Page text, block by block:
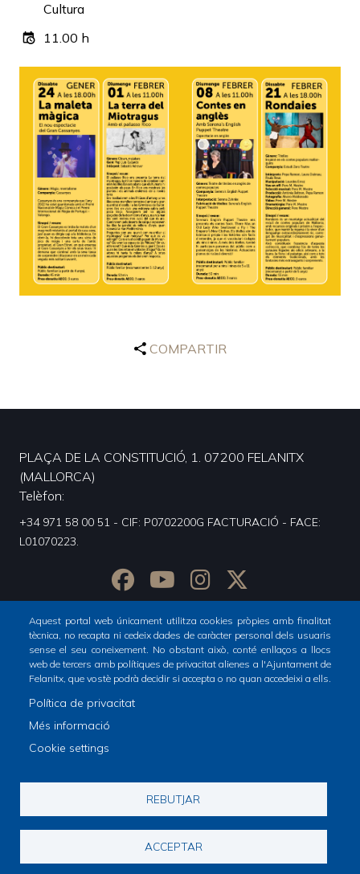
Cultura
11.00 h
COMPARTIR
Footer
menu
1
Home
PLAÇA DE LA CONSTITUCIÓ, 1. 07200 FELANITX
(MALLORCA)
Telèfon
+34 971 58 00 51 - CIF: P0702200G FACTURACIÓ - FACE:
L01070223.
Aquest portal web únicament utilitza cookies pròpies amb finalitat
tècnica, no recapta ni cedeix dades de caràcter personal dels usuaris
sense el seu coneixement. No obstant això, conté enllaços a llocs
web de tercers amb polítiques de privacitat alienes a l'Ajuntament de
Felanitx, que vostè podrà decidir si accepta o no quan accedeixi a ells.
Política de privacitat
Més informació
Cookie settings
REBUTJAR
ACCEPTAR
© Ajuntament de Felanitx
Footer
Declaració d'accesibilitat
Política de Xarxes Socials
Política de cookies